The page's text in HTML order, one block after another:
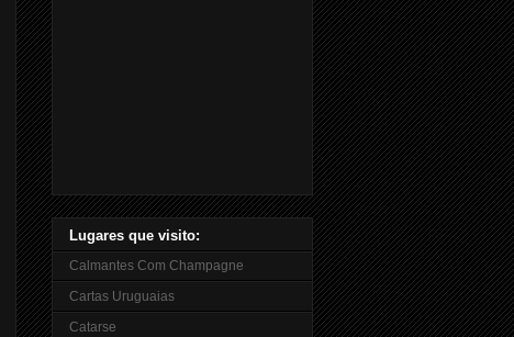
Lugares que visito:
Calmantes Com Champagne
Cartas Uruguaias
Catarse